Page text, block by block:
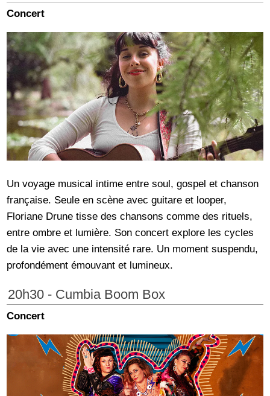
Concert
Un voyage musical intime entre soul, gospel et chanson
française. Seule en scène avec guitare et looper,
Floriane Drune tisse des chansons comme des rituels,
entre ombre et lumière. Son concert explore les cycles
de la vie avec une intensité rare. Un moment suspendu,
profondément émouvant et lumineux.
20h30 - Cumbia Boom Box
Concert